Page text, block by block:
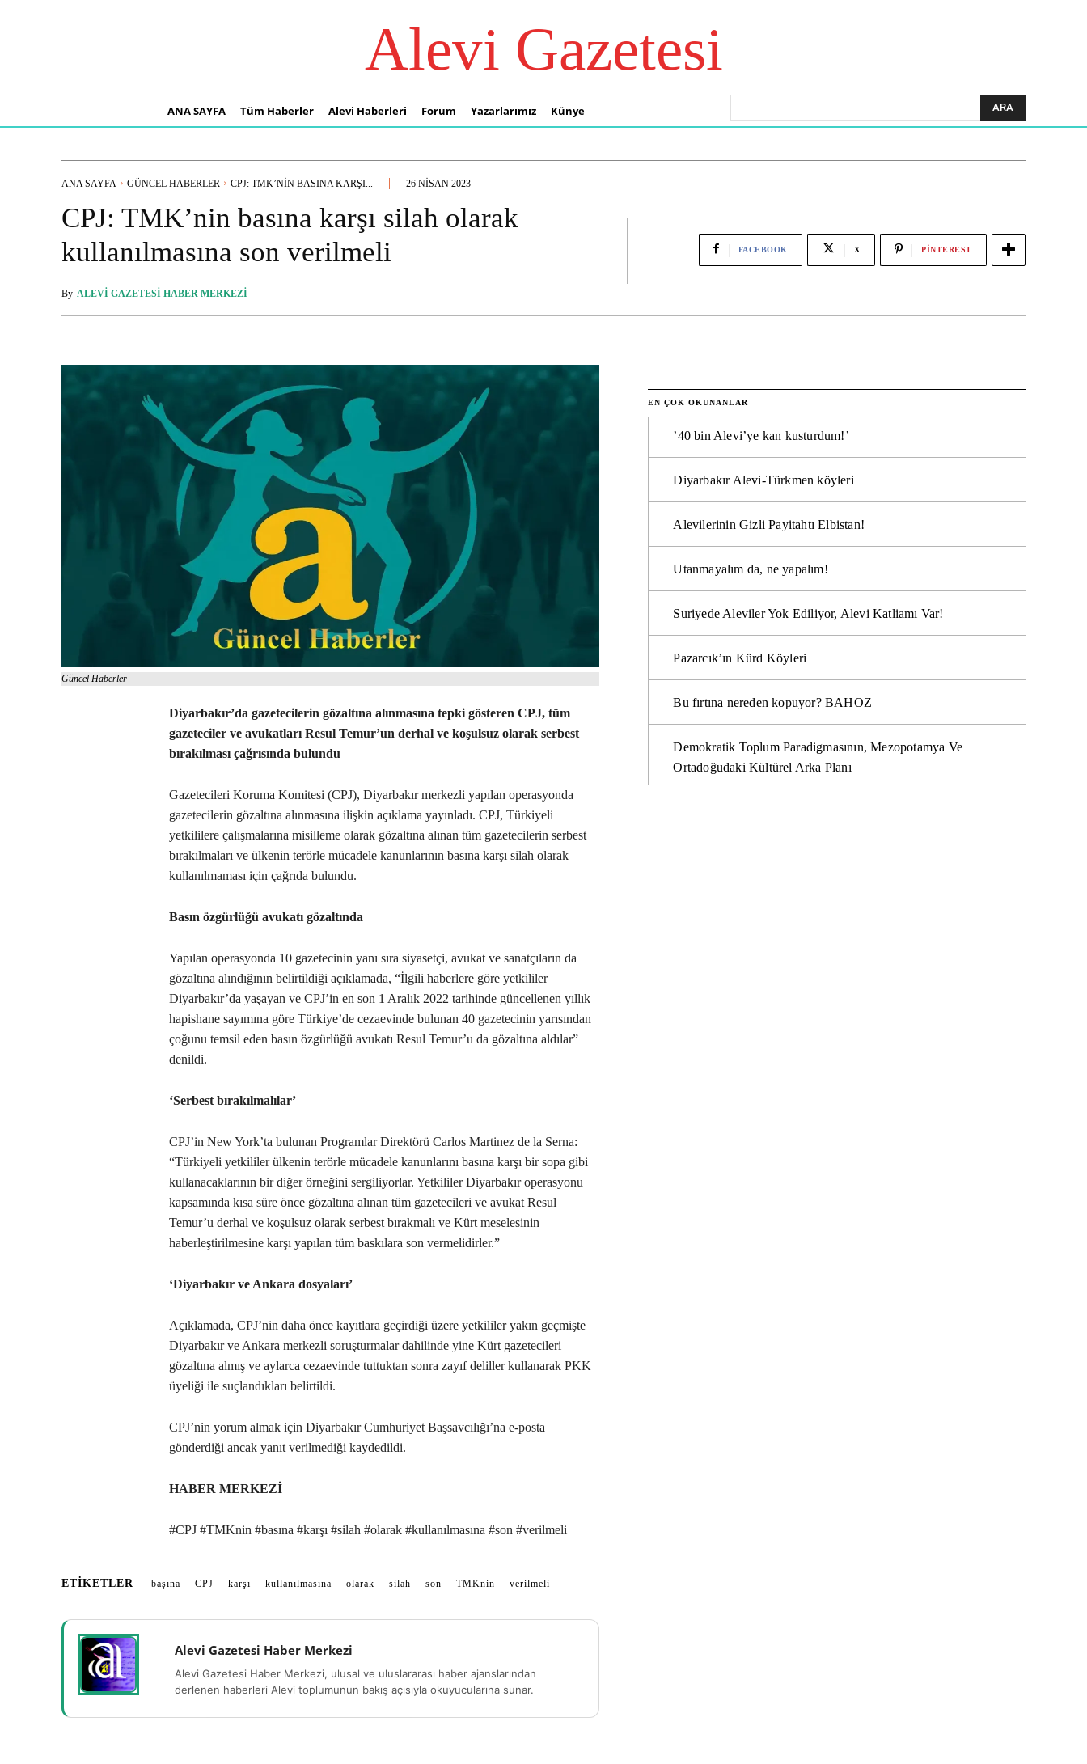
Alevi Gazetesi
ANA SAYFA Tüm Haberler Alevi Haberleri Forum Yazarlarımız Künye ARA
ANA SAYFA GÜNCEL HABERLER CPJ: TMK’NIN BASINA KARŞI... 26 NISAN 2023
CPJ: TMK’nin basına karşı silah olarak
kullanılmasına son verilmeli
By ALEVI GAZETESI HABER MERKEZI
FACEBOOK X PINTEREST
Güncel Haberler
Diyarbakır’da gazetecilerin gözaltına alınmasına tepki gösteren CPJ, tüm
gazeteciler ve avukatları Resul Temur’un derhal ve koşulsuz olarak serbest
bırakılması çağrısında bulundu
Gazetecileri Koruma Komitesi (CPJ), Diyarbakır merkezli yapılan operasyonda
gazetecilerin gözaltına alınmasına ilişkin açıklama yayınladı. CPJ, Türkiyeli
yetkililere çalışmalarına misilleme olarak gözaltına alınan tüm gazetecilerin serbest
bırakılmaları ve ülkenin terörle mücadele kanunlarının basına karşı silah olarak
kullanılmaması için çağrıda bulundu.
Basın özgürlüğü avukatı gözaltında
Yapılan operasyonda 10 gazetecinin yanı sıra siyasetçi, avukat ve sanatçıların da
gözaltına alındığının belirtildiği açıklamada, “İlgili haberlere göre yetkililer
Diyarbakır’da yaşayan ve CPJ’in en son 1 Aralık 2022 tarihinde güncellenen yıllık
hapishane sayımına göre Türkiye’de cezaevinde bulunan 40 gazetecinin yarısından
çoğunu temsil eden basın özgürlüğü avukatı Resul Temur’u da gözaltına aldılar”
denildi.
‘Serbest bırakılmalılar’
CPJ’in New York’ta bulunan Programlar Direktörü Carlos Martinez de la Serna:
“Türkiyeli yetkililer ülkenin terörle mücadele kanunlarını basına karşı bir sopa gibi
kullanacaklarının bir diğer örneğini sergiliyorlar. Yetkililer Diyarbakır operasyonu
kapsamında kısa süre önce gözaltına alınan tüm gazetecileri ve avukat Resul
Temur’u derhal ve koşulsuz olarak serbest bırakmalı ve Kürt meselesinin
haberleştirilmesine karşı yapılan tüm baskılara son vermelidirler.”
‘Diyarbakır ve Ankara dosyaları’
Açıklamada, CPJ’nin daha önce kayıtlara geçirdiği üzere yetkililer yakın geçmişte
Diyarbakır ve Ankara merkezli soruşturmalar dahilinde yine Kürt gazetecileri
gözaltına almış ve aylarca cezaevinde tuttuktan sonra zayıf deliller kullanarak PKK
üyeliği ile suçlandıkları belirtildi.
CPJ’nin yorum almak için Diyarbakır Cumhuriyet Başsavcılığı’na e-posta
gönderdiği ancak yanıt verilmediği kaydedildi.
HABER MERKEZİ
#CPJ #TMKnin #basına #karşı #silah #olarak #kullanılmasına #son #verilmeli
ETIKETLER başına CPJ karşı kullanılmasına olarak silah son TMKnin verilmeli
Alevi Gazetesi Haber Merkezi
Alevi Gazetesi Haber Merkezi, ulusal ve uluslararası haber ajanslarından
derlenen haberleri Alevi toplumunun bakış açısıyla okuyucularına sunar.
EN ÇOK OKUNANLAR
’40 bin Alevi’ye kan kusturdum!’
Diyarbakır Alevi-Türkmen köyleri
Alevilerinin Gizli Payitahtı Elbistan!
Utanmayalım da, ne yapalım!
Suriyede Aleviler Yok Ediliyor, Alevi Katliamı Var!
Pazarcık’ın Kürd Köyleri
Bu fırtına nereden kopuyor? BAHOZ
Demokratik Toplum Paradigmasının, Mezopotamya Ve
Ortadoğudaki Kültürel Arka Planı